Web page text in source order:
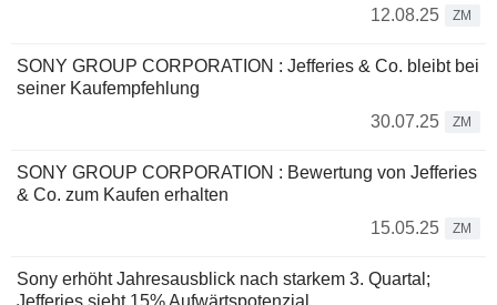
12.08.25
ZM
SONY GROUP CORPORATION : Jefferies & Co. bleibt bei
seiner Kaufempfehlung
30.07.25
ZM
SONY GROUP CORPORATION : Bewertung von Jefferies
& Co. zum Kaufen erhalten
15.05.25
ZM
Sony erhöht Jahresausblick nach starkem 3. Quartal;